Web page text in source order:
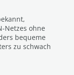
Netzes ohne
bequeme
zu schwach